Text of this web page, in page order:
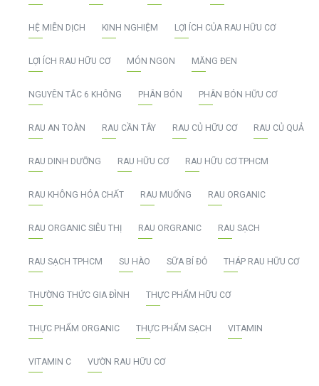
HỆ MIỄN DỊCH KINH NGHIỆM LỢI ÍCH CỦA RAU HỮU CƠ
LỢI ÍCH RAU HỮU CƠ MÓN NGON MĂNG ĐEN
NGUYÊN TẮC 6 KHÔNG PHÂN BÓN PHÂN BÓN HỮU CƠ
RAU AN TOÀN RAU CẦN TÂY RAU CỦ HỮU CƠ RAU CỦ QUẢ
RAU DINH DƯỠNG RAU HỮU CƠ RAU HỮU CƠ TPHCM
RAU KHÔNG HÓA CHẤT RAU MUỐNG RAU ORGANIC
RAU ORGANIC SIÊU THỊ RAU ORGRANIC RAU SẠCH
RAU SẠCH TPHCM SU HÀO SỮA BÍ ĐỎ THÁP RAU HỮU CƠ
THƯỜNG THỨC GIA ĐÌNH THỰC PHẨM HỮU CƠ
THỰC PHẨM ORGANIC THỰC PHẨM SẠCH VITAMIN
VITAMIN C VƯỜN RAU HỮU CƠ